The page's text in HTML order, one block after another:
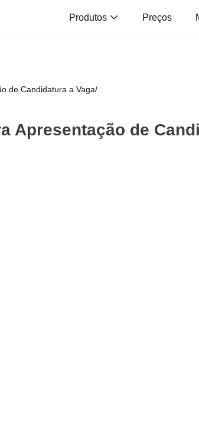
Produtos Preços
de Candidatura a Vaga/
Apresentação de